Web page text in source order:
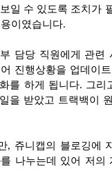
일 수 있도록 조치가
이였습니다.
담당 직원에게 관련
진행상황을 업데이
를 하게 됩니다. 그리
을 받았고 트랙백이
, 쥬니캡의 블로깅에
나누는데 있어 저의